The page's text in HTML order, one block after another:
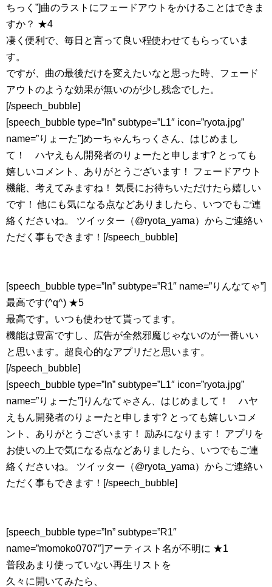
ちっく”]曲のラストにフェードアウトをかけることはできま
すか？ ★4
凄く便利で、毎日と言って良い程使わせてもらっていま
す。
ですが、曲の最後だけを変えたいなと思った時、フェード
アウトのような効果が無いのが少し残念でした。
[/speech_bubble]
[speech_bubble type=”ln” subtype=”L1″ icon=”ryota.jpg”
name=”りょーた”]めーちゃんちっくさん、はじめまし
て！ ハヤえもん開発者のりょーたと申します? とっても
嬉しいコメント、ありがとうございます！ フェードアウト
機能、考えてみますね！ 気長にお待ちいただけたら嬉しい
です！ 他にも気になる点などありましたら、いつでもご連
絡くださいね。 ツイッター（@ryota_yama）からご連絡い
ただく事もできます！[/speech_bubble]
[speech_bubble type=”ln” subtype=”R1″ name=”りんなてゃ”]
最高です(^q^) ★5
最高です。いつも使わせて貰ってます。
機能は豊富ですし、広告が全然邪魔じゃないのが一番いい
と思います。超良心的なアプリだと思います。
[/speech_bubble]
[speech_bubble type=”ln” subtype=”L1″ icon=”ryota.jpg”
name=”りょーた”]りんなてゃさん、はじめまして！ ハヤ
えもん開発者のりょーたと申します? とっても嬉しいコメ
ント、ありがとうございます！ 励みになります！ アプリを
お使いの上で気になる点などありましたら、いつでもご連
絡くださいね。 ツイッター（@ryota_yama）からご連絡い
ただく事もできます！[/speech_bubble]
[speech_bubble type=”ln” subtype=”R1″
name=”momoko0707″]アーティスト名が不明に ★1
普段あまり使っていない再生リストを
久々に開いてみたら、